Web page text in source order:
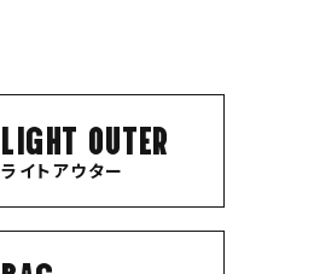
LIGHT OUTER
ライトアウター